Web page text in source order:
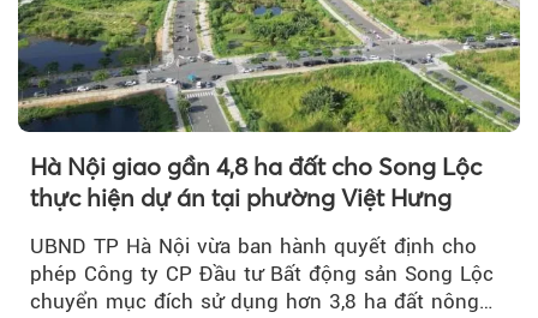
Hà Nội giao gần 4,8 ha đất cho Song Lộc
thực hiện dự án tại phường Việt Hưng
UBND TP Hà Nội vừa ban hành quyết định cho
phép Công ty CP Đầu tư Bất động sản Song Lộc
chuyển mục đích sử dụng hơn 3,8 ha đất nông